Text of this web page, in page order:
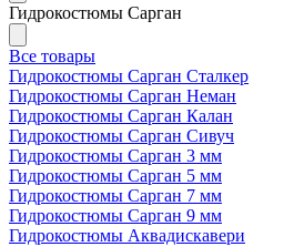
Гидрокостюмы Сарган
Все товары
Гидрокостюмы Сарган Сталкер
Гидрокостюмы Сарган Неман
Гидрокостюмы Сарган Калан
Гидрокостюмы Сарган Сивуч
Гидрокостюмы Сарган 3 мм
Гидрокостюмы Сарган 5 мм
Гидрокостюмы Сарган 7 мм
Гидрокостюмы Сарган 9 мм
Гидрокостюмы Аквадискавери